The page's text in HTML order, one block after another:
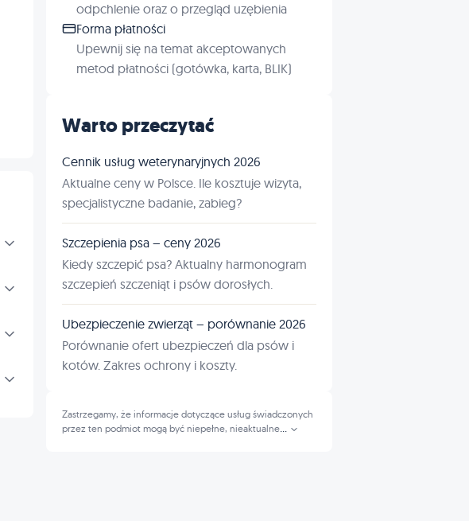
odpchlenie oraz o przegląd uzębienia
Forma płatności
Upewnij się na temat akceptowanych
metod płatności (gotówka, karta, BLIK)
Warto przeczytać
Cennik usług weterynaryjnych 2026
Aktualne ceny w Polsce. Ile kosztuje wizyta,
specjalistyczne badanie, zabieg?
Szczepienia psa – ceny 2026
Kiedy szczepić psa? Aktualny harmonogram
szczepień szczeniąt i psów dorosłych.
Ubezpieczenie zwierząt – porównanie 2026
Porównanie ofert ubezpieczeń dla psów i
kotów. Zakres ochrony i koszty.
Zastrzegamy, że informacje dotyczące usług świadczonych
przez ten podmiot mogą być niepełne, nieaktualne...